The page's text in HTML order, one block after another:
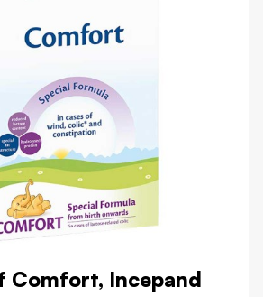
Comfort, Incepand